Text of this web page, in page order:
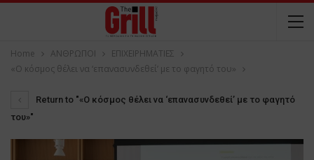
Home ΑΝΘΡΩΠΟΙ
ΕΠΙΧΕΙΡΗΜΑΤΙΕΣ
«Ο κόσμος θέλει να ‘επανασυνδεθεί’ με το φαγητό του»
Return to "«Ο κόσμος θέλει να ‘επανασυνδεθεί’ με το φαγητό
του»"